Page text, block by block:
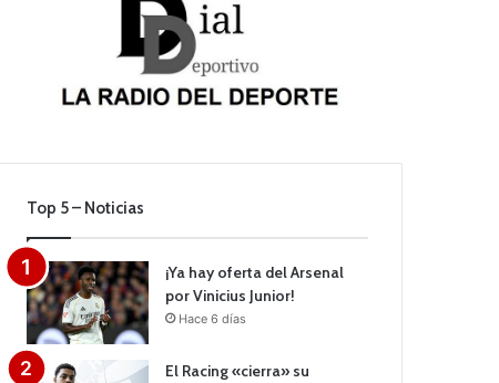
Top 5 – Noticias
¡Ya hay oferta del Arsenal
por Vinicius Junior!
Hace 6 días
El Racing «cierra» su